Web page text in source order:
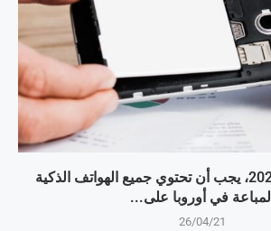
اعتبارًا من عام 2027، يجب أن تحتوي جميع الهواتف الذكية
المباعة في أوروبا على...
26/04/21